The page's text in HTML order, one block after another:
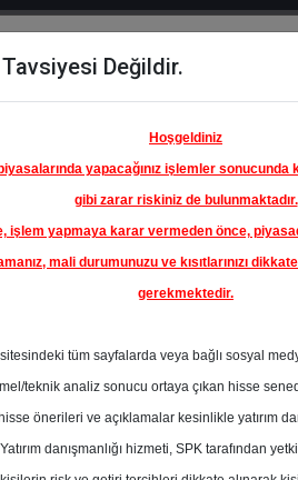
Hisse
Öne
Çıkanlar
Raporlar
Tavsiyesi Değildir.
Hoşgeldiniz
yapacağınız işlemler sonucunda
gibi zarar riskiniz de bulunmaktadır.
işlem yapmaya karar vermeden önce,
mali durumunuzu ve kısıtlarınızı
gerekmektedir.
tüm sayfalarda veya bağlı sosyal
teknik analiz sonucu ortaya çıkan hisse
önerileri ve açıklamalar kesinlikle yatırım
danışmanlığı hizmeti, SPK tarafından